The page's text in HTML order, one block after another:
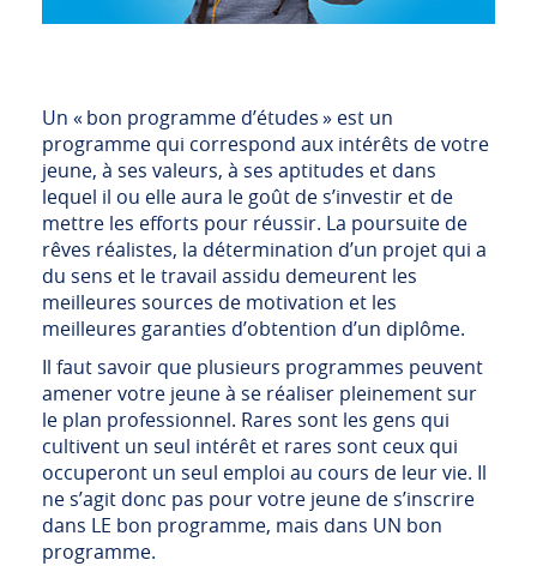
Un « bon programme d’études » est un
programme qui correspond aux intérêts de votre
jeune, à ses valeurs, à ses aptitudes et dans
lequel il ou elle aura le goût de s’investir et de
mettre les efforts pour réussir. La poursuite de
rêves réalistes, la détermination d’un projet qui a
du sens et le travail assidu demeurent les
meilleures sources de motivation et les
meilleures garanties d’obtention d’un diplôme.
Il faut savoir que plusieurs programmes peuvent
amener votre jeune à se réaliser pleinement sur
le plan professionnel. Rares sont les gens qui
cultivent un seul intérêt et rares sont ceux qui
occuperont un seul emploi au cours de leur vie. Il
ne s’agit donc pas pour votre jeune de s’inscrire
dans LE bon programme, mais dans UN bon
programme.